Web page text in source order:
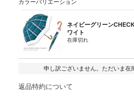
カラーバリエーション
ネイビーグリーン
ワイト
在庫切れ
申し訳ございません。ただいま在
返品特約について